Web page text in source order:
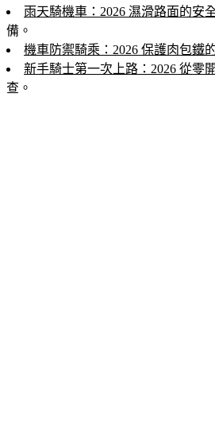
雨天騎機車：2026 濕滑路面的安
備。
機車防禦騎乘：2026 保護肉包鐵
新手騎士第一次上路：2026 從零
查。